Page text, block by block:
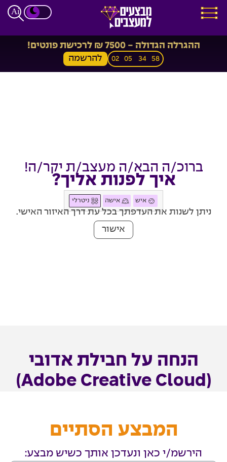
ההגרלה הגדולה - 7500 ₪ לרכישת פונטים!
02 05 34 58 להרשמה
ברוכ/ה הבא/ה מעצב/ת יקר/ה!
איך לפנות אליך?
איש אישה ניטרלי
ניתן לשנות את העדפתך בכל עת דרך האיזור האישי.
אישור
הנחה על חבילת אדובי
(Adobe Creative Cloud)
המבצע הסתיים
הירשמ/י כאן ונעדכן אותך כשיש מבצע: